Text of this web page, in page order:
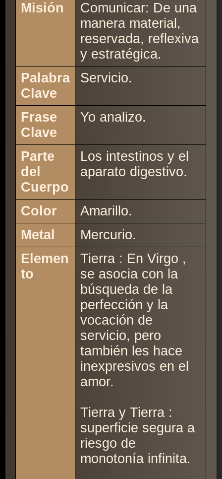
Misión
Comunicar: De una
manera material,
reservada, reflexiva
y estratégica.
Palabra
Clave
Servicio.
Frase
Clave
Yo analizo.
Parte
del
Cuerpo
Los intestinos y el
aparato digestivo.
Color
Amarillo.
Metal
Mercurio.
Elemen
to
Tierra : En Virgo ,
se asocia con la
búsqueda de la
perfección y la
vocación de
servicio, pero
también les hace
inexpresivos en el
amor.
Tierra y Tierra :
superficie segura a
riesgo de
monotonía infinita.